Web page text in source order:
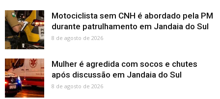
Motociclista sem CNH é abordado pela PM
durante patrulhamento em Jandaia do Sul
8 de agosto de 2026
Mulher é agredida com socos e chutes
após discussão em Jandaia do Sul
8 de agosto de 2026